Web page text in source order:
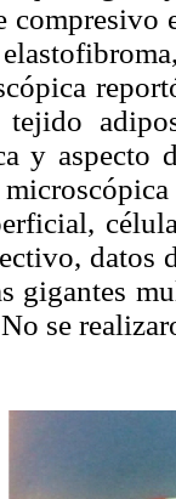
y aspecto
datos
gigantes
se